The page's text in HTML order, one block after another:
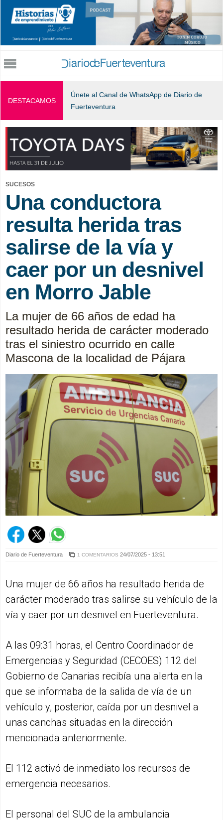
Jump to navigation
DESTACAMOS
Únete al Canal de WhatsApp de Diario de
Fuerteventura
SUCESOS
Una conductora
resulta herida tras
salirse de la vía y
caer por un desnivel
en Morro Jable
La mujer de 66 años de edad ha
resultado herida de carácter moderado
tras el siniestro ocurrido en calle
Mascona de la localidad de Pájara
Diario de Fuerteventura 1 COMENTARIOS 24/07/2025 - 13:51
Una mujer de 66 años ha resultado herida de
carácter moderado tras salirse su vehículo de la
vía y caer por un desnivel en Fuerteventura.
A las 09:31 horas, el Centro Coordinador de
Emergencias y Seguridad (CECOES) 112 del
Gobierno de Canarias recibía una alerta en la
que se informaba de la salida de vía de un
vehículo y, posterior, caída por un desnivel a
unas canchas situadas en la dirección
mencionada anteriormente.
El 112 activó de inmediato los recursos de
emergencia necesarios.
El personal del SUC de la ambulancia